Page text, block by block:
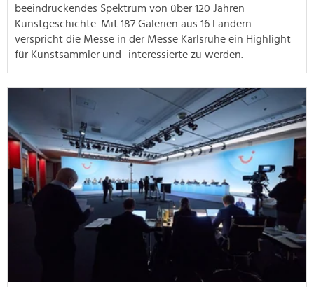
beeindruckendes Spektrum von über 120 Jahren
Kunstgeschichte. Mit 187 Galerien aus 16 Ländern
verspricht die Messe in der Messe Karlsruhe ein Highlight
für Kunstsammler und -interessierte zu werden.